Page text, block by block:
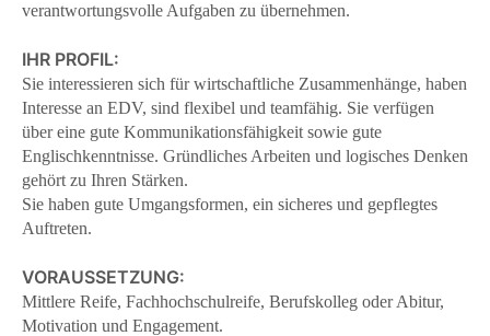
verantwortungsvolle Aufgaben zu übernehmen.
IHR PROFIL:
Sie interessieren sich für wirtschaftliche Zusammenhänge, haben
Interesse an EDV, sind flexibel und teamfähig. Sie verfügen
über eine gute Kommunikationsfähigkeit sowie gute
Englischkenntnisse. Gründliches Arbeiten und logisches Denken
gehört zu Ihren Stärken.
Sie haben gute Umgangsformen, ein sicheres und gepflegtes
Auftreten.
VORAUSSETZUNG:
Mittlere Reife, Fachhochschulreife, Berufskolleg oder Abitur,
Motivation und Engagement.